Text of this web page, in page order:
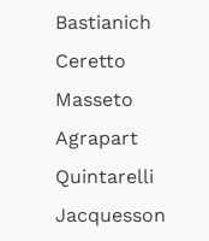
Bastianich
Ceretto
Masseto
Agrapart
Quintarelli
Jacquesson